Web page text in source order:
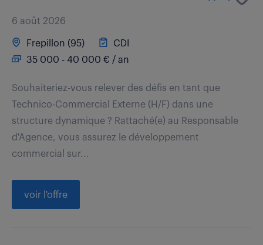
6 août 2026
Frepillon (95)
CDI
35 000 - 40 000 € / an
Souhaiteriez-vous relever des défis en tant que
Technico-Commercial Externe (H/F) dans une
structure dynamique ? Rattaché(e) au Responsable
d'Agence, vous assurez le développement
commercial sur...
voir l'offre